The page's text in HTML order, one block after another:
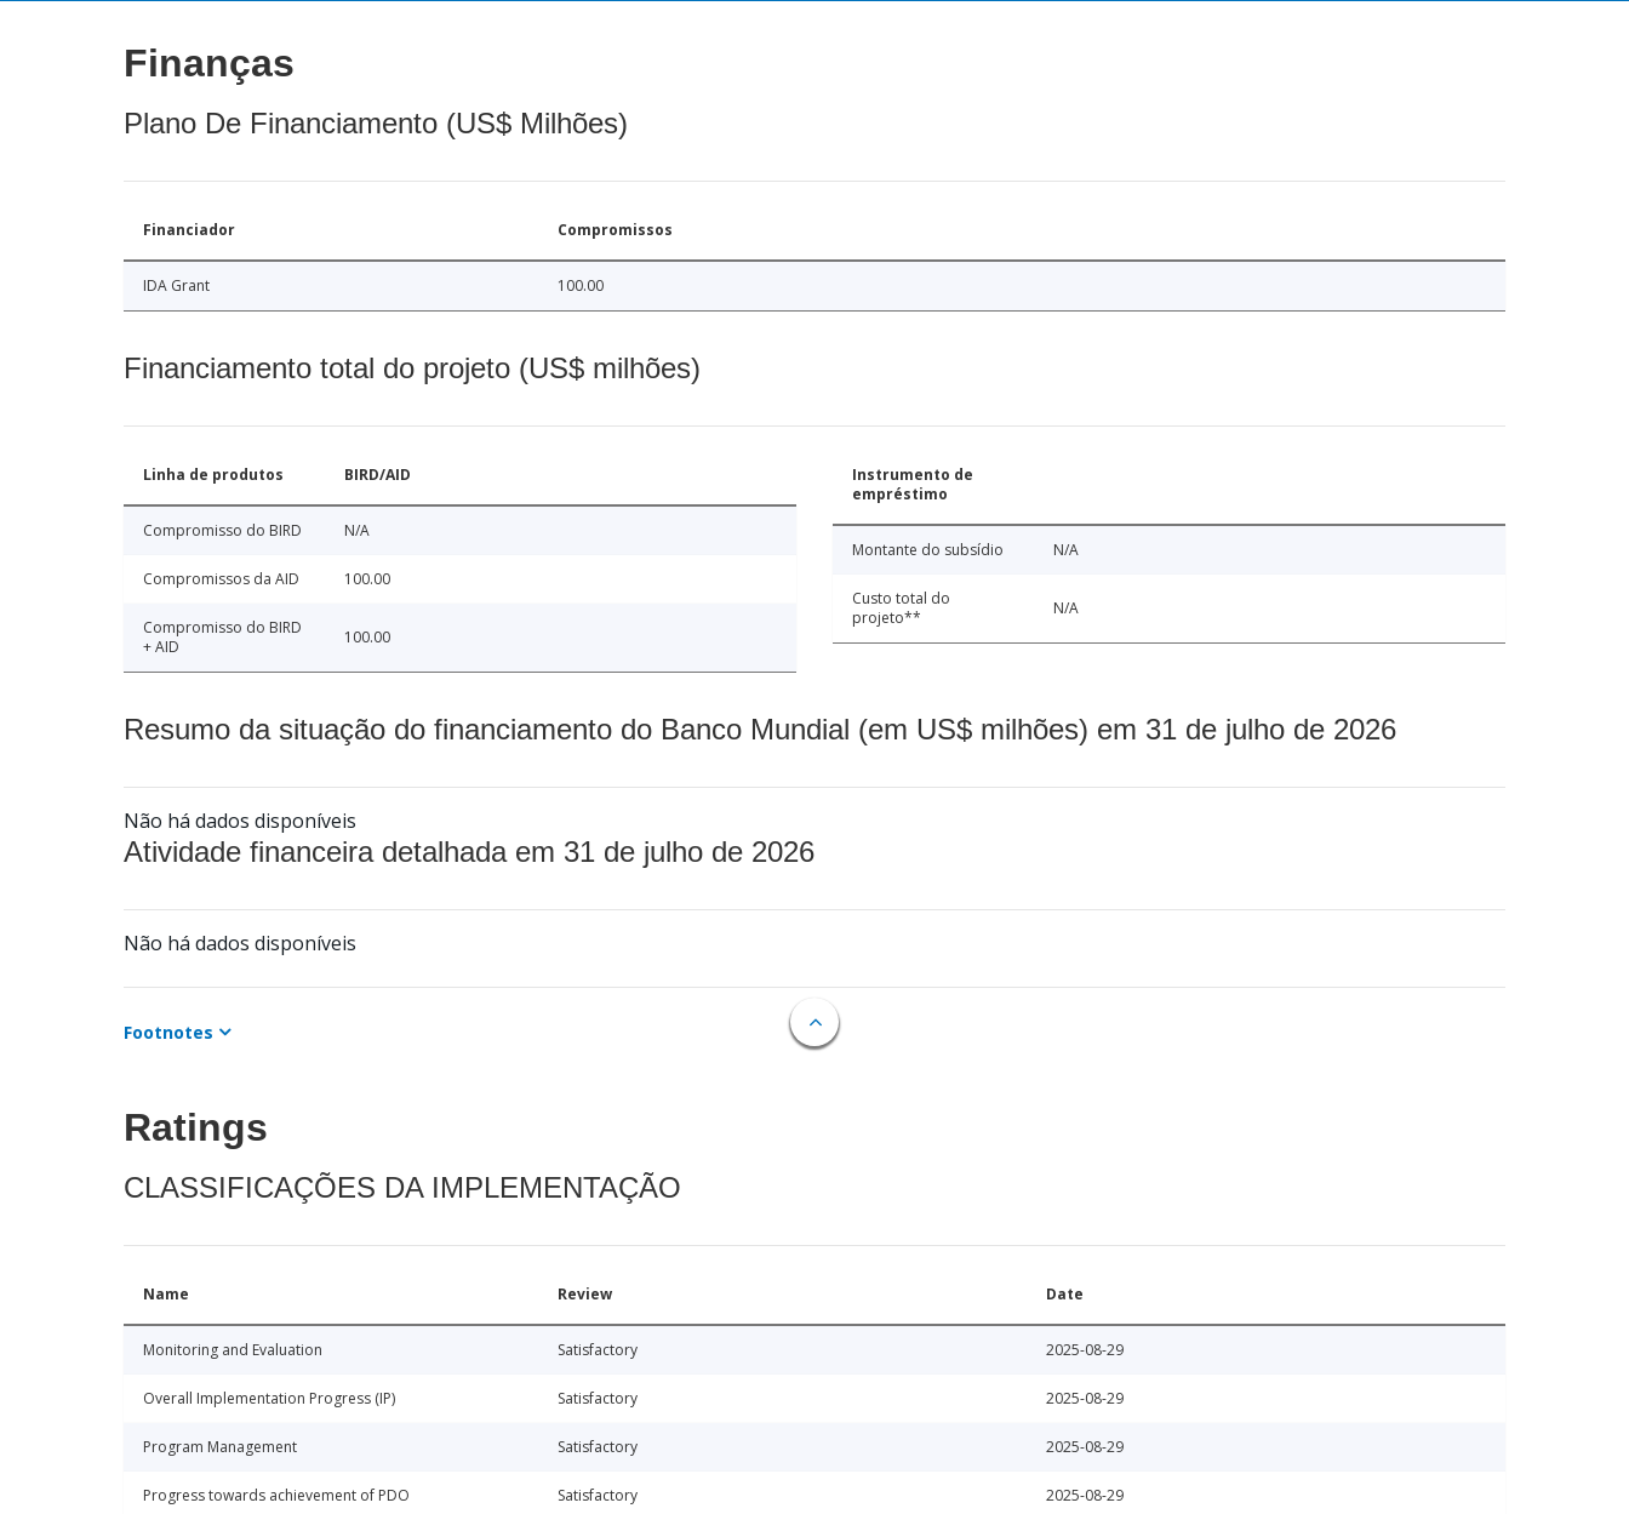
Finanças
Plano De Financiamento (US$ Milhões)
Financiador Compromissos
IDA Grant 100.00
Financiamento total do projeto (US$ milhões)
Linha de produtos BIRD/AID
Compromisso do BIRD N/A
Compromissos da AID 100.00
Compromisso do BIRD
+ AID
100.00
Instrumento de
empréstimo
Montante do subsídio N/A
Custo total do
projeto**
N/A
Resumo da situação do financiamento do Banco Mundial (em US$ milhões) em 31 de julho de 2026
Não há dados disponíveis
Atividade financeira detalhada em 31 de julho de 2026
Não há dados disponíveis
Footnotes
Ratings
CLASSIFICAÇÕES DA IMPLEMENTAÇÃO
Name Review Date
Monitoring and Evaluation Satisfactory 2025-08-29
Overall Implementation Progress (IP) Satisfactory 2025-08-29
Program Management Satisfactory 2025-08-29
Progress towards achievement of PDO Satisfactory 2025-08-29